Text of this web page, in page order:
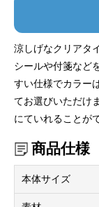
涼しげなクリアタ
シールや付箋など
すい仕様でカラー
てお選びいただけ
にていれることが
商品仕様
本体サイズ